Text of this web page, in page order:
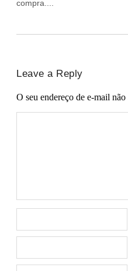
compra....
Leave a Reply
O seu endereço de e-mail